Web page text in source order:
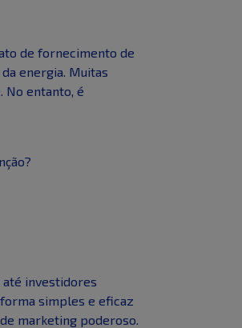
de fornecimento de
energia. Muitas
No entanto, é
até investidores
simples e eficaz
marketing poderoso.